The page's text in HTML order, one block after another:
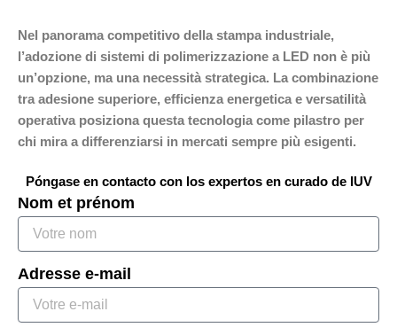
Nel panorama competitivo della stampa industriale,
l’adozione di sistemi di polimerizzazione a LED non è più
un’opzione, ma una necessità strategica. La combinazione
tra adesione superiore, efficienza energetica e versatilità
operativa posiziona questa tecnologia come pilastro per
chi mira a differenziarsi in mercati sempre più esigenti.
Póngase en contacto con los expertos en curado de IUV
Nom et prénom
Adresse e-mail